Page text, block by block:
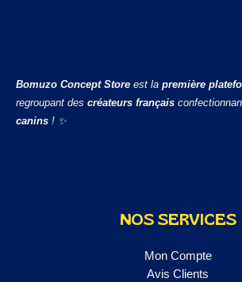
Bomuzo Concept Store est la première
regroupant des créateurs français
canins ! ✨
NOS SERVICES
Mon Compte
Avis Clients